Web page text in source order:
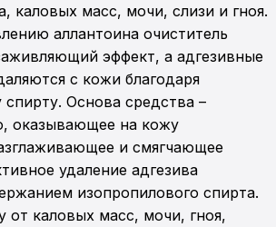
каловых масс, мочи, слизи и гноя.
аллантоина очиститель
эффект, а адгезивные
с кожи благодаря
Основа средства –
оказывающее на кожу
и смягчающее
удаление адгезива
изопропилового спирта.
от каловых масс, мочи, гноя,